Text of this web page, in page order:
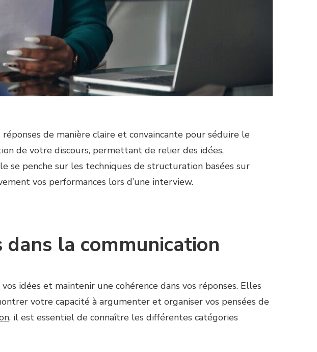
de manière claire et convaincante pour séduire le
de votre discours, permettant de relier des idées,
se penche sur les techniques de structuration basées sur
vos performances lors d’une interview.
dans la communication
idées et maintenir une cohérence dans vos réponses. Elles
votre capacité à argumenter et organiser vos pensées de
, il est essentiel de connaître les différentes catégories